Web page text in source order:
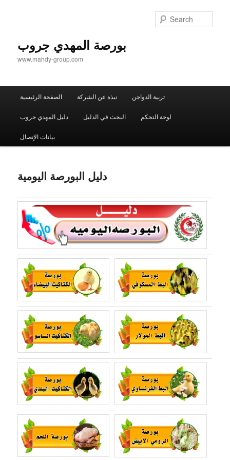
بورصة المهدي جروب
www.mahdy-group.com
الصفحة الرئيسية نبذة عن الشركة تربية الدواجن
دليل المهدي جروب البحث في الدليل لوحة التحكم
بيانات الإتصال
دليل البورصة اليومية